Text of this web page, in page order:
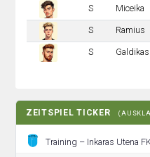
S Miceika
S Ramius
S Galdikas
ZEITSPIEL TICKER
Training – Inkaras Utena